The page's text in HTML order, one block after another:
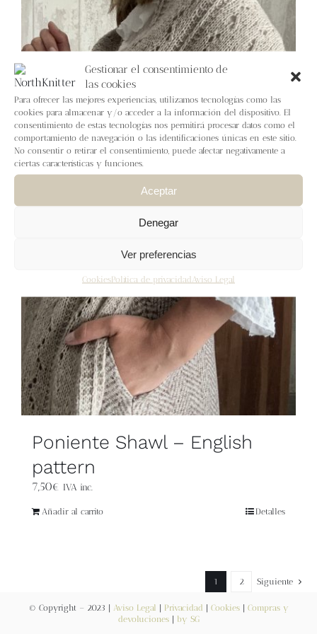
Gestionar el consentimiento de
las cookies
Para ofrecer las mejores experiencias, utilizamos tecnologías como las
cookies para almacenar y/o acceder a la información del dispositivo. El
consentimiento de estas tecnologías nos permitirá procesar datos como el
comportamiento de navegación o las identificaciones únicas en este sitio.
No consentir o retirar el consentimiento, puede afectar negativamente a
ciertas características y funciones.
Aceptar
Denegar
Ver preferencias
CookiesPolítica de privacidad Aviso Legal
Blog
Contacto
Newsletter
Carrito
Mi cuenta
Poniente Shawl – English
pattern
7,50€ IVA inc.
Añadir al carrito Detalles
1 2 Siguiente
© Copyright – 2023 | Aviso Legal | Privacidad | Cookies| Compras y
devoluciones| by SG